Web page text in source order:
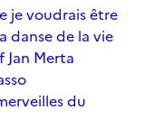
je voudrais être
danse de la vie
Jan Merta
du